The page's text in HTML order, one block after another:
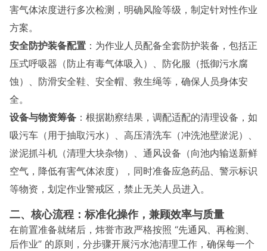
害气体浓度进行多次检测，明确风险等级，制定针对性作业
方案。
安全防护装备配置 ：为作业人员配备全套防护装备，包括正
压式呼吸器（防止有毒气体吸入）、防化服（抵御污水腐
蚀）、防滑安全鞋、安全帽、救生绳等，确保人员身体安
全。
设备与物资筹备 ：根据勘察结果，调配适配的清理设备，如
吸污车（用于抽取污水）、高压清洗车（冲洗池壁淤泥）、
淤泥抓斗机（清理大块杂物）、通风设备（向池内输送新鲜
空气，降低有害气体浓度），同时准备应急药品、警示标识
等物资，划定作业警戒区，禁止无关人员进入。
二、核心流程：标准化操作，兼顾效率与质量
在前置准备就绪后，炜誉市政严格按照 “先通风、再检测、
后作业” 的原则，分步骤开展污水池清理工作，确保每一个